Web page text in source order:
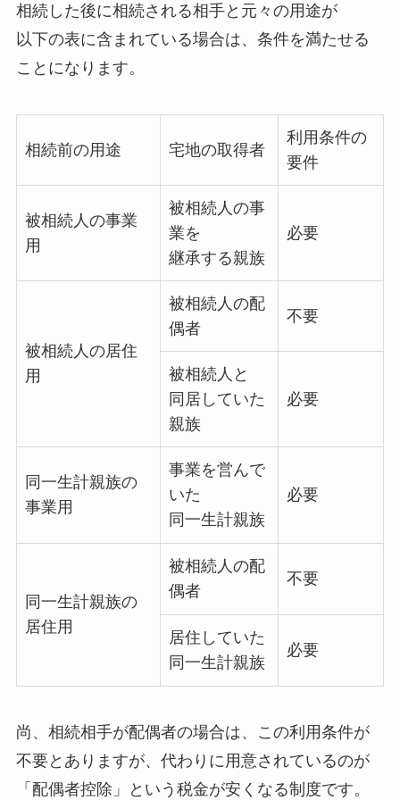
相続した後に相続される相手と元々の用途が
以下の表に含まれている場合は、条件を満たせる
ことになります。
相続前の用途 宅地の取得者
利用条件の
要件
被相続人の事業
用
被相続人の事
業を
継承する親族
必要
被相続人の居住
用
被相続人の配
偶者
不要
被相続人と
同居していた
親族
必要
同一生計親族の
事業用
事業を営んで
いた
同一生計親族
必要
同一生計親族の
居住用
被相続人の配
偶者
不要
居住していた
同一生計親族
必要
尚、相続相手が配偶者の場合は、この利用条件が
不要とありますが、代わりに用意されているのが
「配偶者控除」という税金が安くなる制度です。